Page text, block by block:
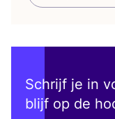
Schrijf je in
blijf op de